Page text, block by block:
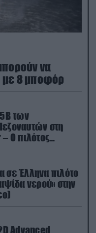
να
με 8 μποφόρ
των
στη
Ο πιλότος
σε Έλληνα πιλότο
νερού» στην
Advanced